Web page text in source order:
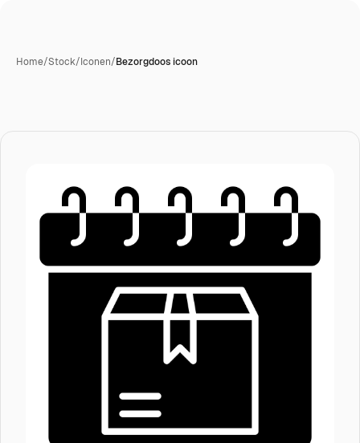
Home/Stock/Iconen/Bezorgdoos icoon